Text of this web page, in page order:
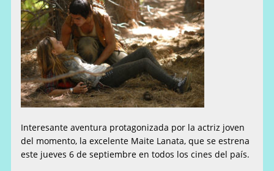
Interesante aventura protagonizada por la actriz joven
del momento, la excelente Maite Lanata, que se estrena
este jueves 6 de septiembre en todos los cines del país.